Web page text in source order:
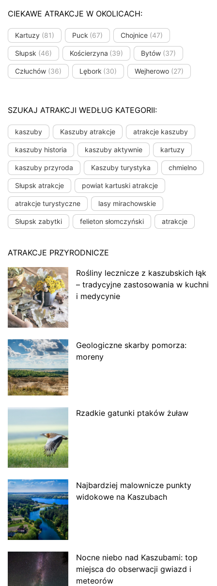
CIEKAWE ATRAKCJE W OKOLICACH:
Kartuzy (81) Puck (67) Chojnice (47)
Słupsk (46) Kościerzyna (39) Bytów (37)
Człuchów (36) Lębork (30) Wejherowo (27)
SZUKAJ ATRAKCJI WEDŁUG KATEGORII:
kaszuby Kaszuby atrakcje atrakcje kaszuby
kaszuby historia kaszuby aktywnie kartuzy
kaszuby przyroda Kaszuby turystyka chmielno
Słupsk atrakcje powiat kartuski atrakcje
atrakcje turystyczne lasy mirachowskie
Słupsk zabytki felieton słomczyński atrakcje
ATRAKCJE PRZYRODNICZE
Rośliny lecznicze z kaszubskich łąk
– tradycyjne zastosowania w kuchni
i medycynie
Geologiczne skarby pomorza:
moreny
Rzadkie gatunki ptaków żuław
Najbardziej malownicze punkty
widokowe na Kaszubach
Nocne niebo nad Kaszubami: top
miejsca do obserwacji gwiazd i
meteorów